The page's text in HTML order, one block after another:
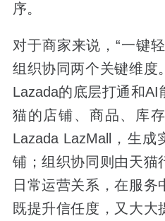
序。
对于商家来说，“一键
组织协同两个关键维度
Lazada的底层打通和
猫的店铺、商品、库
Lazada LazMall，生成
铺；组织协同则由天猫
日常运营关系，在服务
既提升信任度，又大大